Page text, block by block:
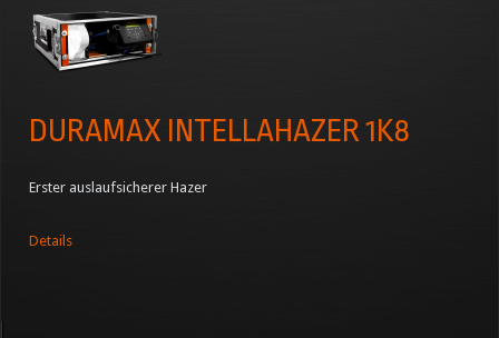
DURAMAX INTELLAHAZER 1K8
Erster auslaufsicherer Hazer
Details